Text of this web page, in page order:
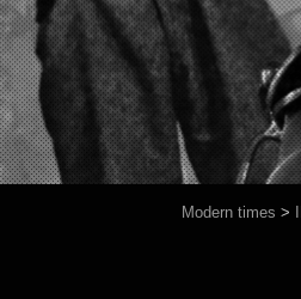
Modern times >